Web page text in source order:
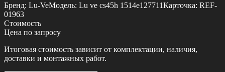
Бренд: Lu-VeМодель: Lu ve cs45h 1514e127711Карточка: REF-
01963
Стоимость
Цена по запросу
Итоговая стоимость зависит от комплектации, наличия,
доставки и монтажных работ.